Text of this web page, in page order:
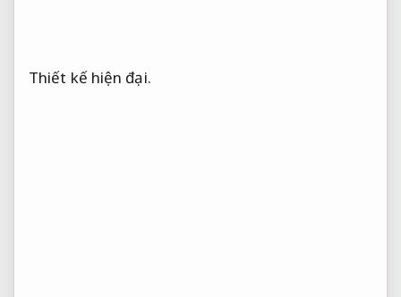
Thiết kế hiện đại.